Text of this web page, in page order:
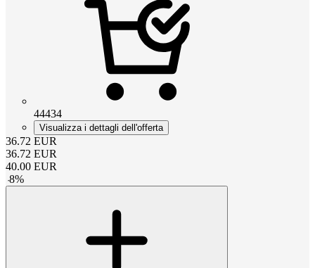
44434
Visualizza i dettagli dell'offerta
36.72 EUR
36.72 EUR
40.00 EUR
-8%